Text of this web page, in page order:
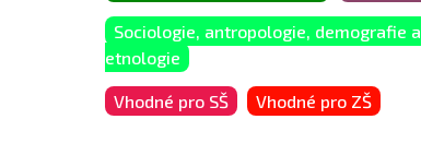
Sociologie, antropologie, demografie a
etnologie
Vhodné pro SŠ Vhodné pro ZŠ